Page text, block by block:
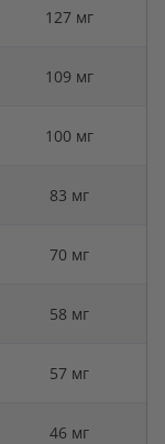
127 мг
109 мг
100 мг
83 мг
70 мг
58 мг
57 мг
46 мг